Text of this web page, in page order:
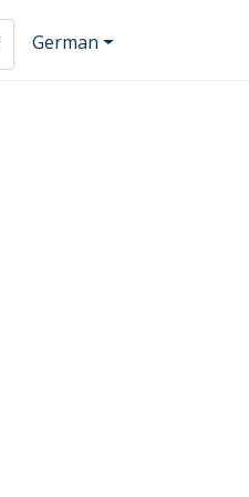
German